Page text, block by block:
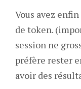
Vous avez
de token.
session ne
préfère rester
avoir des